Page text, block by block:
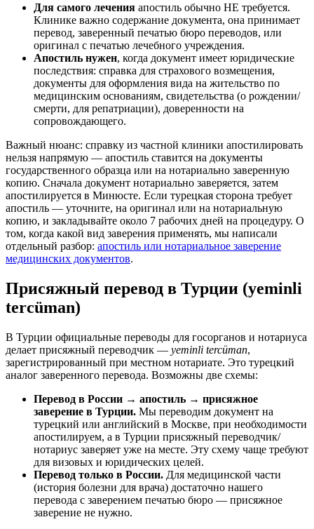
Для самого лечения апостиль обычно НЕ требуется.
Клинике важно содержание документа, она принимает
перевод, заверенный печатью бюро переводов, или
оригинал с печатью лечебного учреждения.
Апостиль нужен, когда документ имеет юридические
последствия: справка для страхового возмещения,
документы для оформления вида на жительство по
медицинским основаниям, свидетельства (о рождении/
смерти, для репатриации), доверенности на
сопровождающего.
Важный нюанс: справку из частной клиники апостилировать
нельзя напрямую — апостиль ставится на документы
государственного образца или на нотариально заверенную
копию. Сначала документ нотариально заверяется, затем
апостилируется в Минюсте. Если турецкая сторона требует
апостиль — уточните, на оригинал или на нотариальную
копию, и закладывайте около 7 рабочих дней на процедуру. О
том, когда какой вид заверения применять, мы написали
отдельный разбор: апостиль или нотариальное заверение
медицинских документов.
Присяжный перевод в Турции (yeminli
tercüman)
В Турции официальные переводы для госорганов и нотариуса
делает присяжный переводчик — yeminli tercüman,
зарегистрированный при местном нотариате. Это турецкий
аналог заверенного перевода. Возможны две схемы:
Перевод в России → апостиль → присяжное
заверение в Турции. Мы переводим документ на
турецкий или английский в Москве, при необходимости
апостилируем, а в Турции присяжный переводчик/
нотариус заверяет уже на месте. Эту схему чаще требуют
для визовых и юридических целей.
Перевод только в России. Для медицинской части
(история болезни для врача) достаточно нашего
перевода с заверением печатью бюро — присяжное
заверение не нужно.